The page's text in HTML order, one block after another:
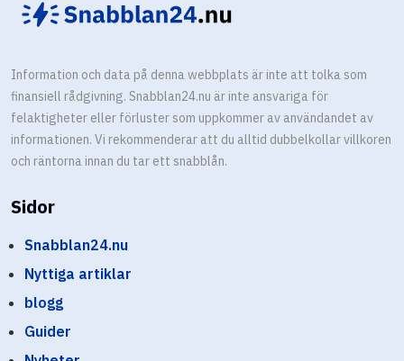
Information och data på denna webbplats är inte att tolka som
finansiell rådgivning. Snabblan24.nu är inte ansvariga för
felaktigheter eller förluster som uppkommer av användandet av
informationen. Vi rekommenderar att du alltid dubbelkollar villkoren
och räntorna innan du tar ett snabblån.
Sidor
Snabblan24.nu
Nyttiga artiklar
blogg
Guider